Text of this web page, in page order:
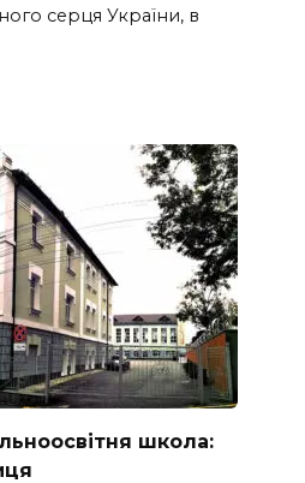
серця України, в
школа: